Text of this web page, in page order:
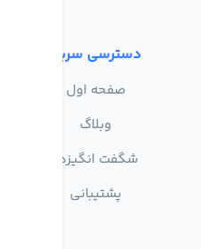
دسترسی سریع
صفحه اول
وبلاگ
شگفت انگیزها
پشتیبانی